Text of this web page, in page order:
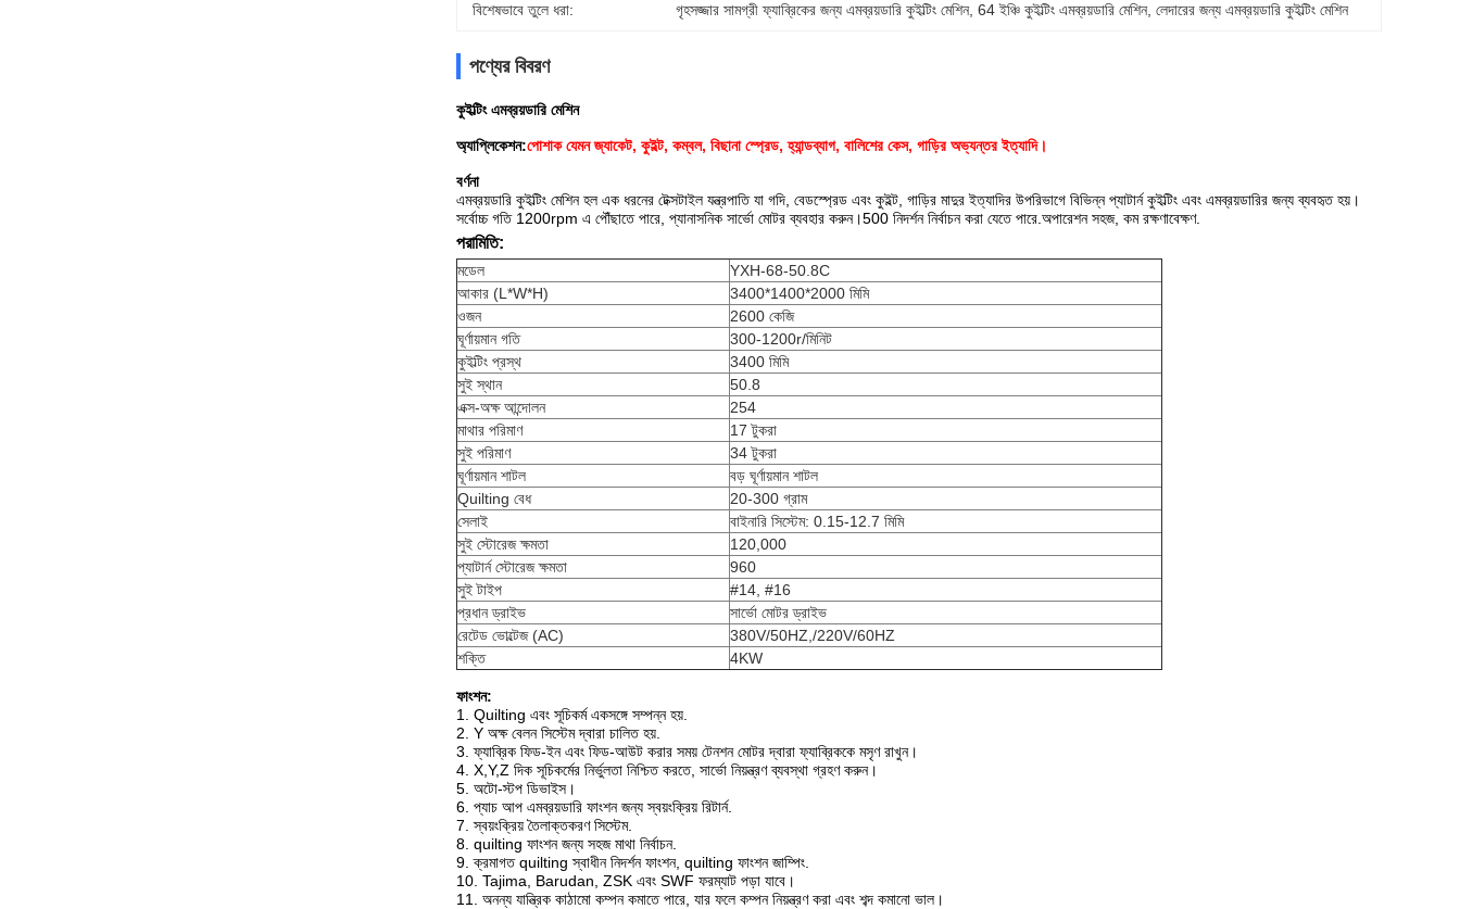
বিশেষভাবে তুলে ধরা: গৃহসজ্জার সামগ্রী ফ্যাব্রিকের জন্য এমব্রয়ডারি কুইল্টিং মেশিন, 64 ইঞ্চি কুইল্টিং এমব্রয়ডারি মেশিন, লেদারের জন্য এমব্রয়ডারি কুইল্টিং মেশিন
পণ্যের বিবরণ
কুইল্টিং এমব্রয়ডারি মেশিন
অ্যাপ্লিকেশন:পোশাক যেমন জ্যাকেট, কুইল্ট, কম্বল, বিছানা স্প্রেড, হ্যান্ডব্যাগ, বালিশের কেস, গাড়ির অভ্যন্তর ইত্যাদি।
বর্ণনা
এমব্রয়ডারি কুইল্টিং মেশিন হল এক ধরনের টেক্সটাইল যন্ত্রপাতি যা গদি, বেডস্প্রেড এবং কুইল্ট, গাড়ির মাদুর ইত্যাদির উপরিভাগে বিভিন্ন প্যাটার্ন কুইল্টিং এবং এমব্রয়ডারির ​​জন্য ব্যবহৃত হয়।
সর্বোচ্চ গতি 1200rpm এ পৌঁছাতে পারে, প্যানাসনিক সার্ভো মোটর ব্যবহার করুন।500 নিদর্শন নির্বাচন করা যেতে পারে.অপারেশন সহজ, কম রক্ষণাবেক্ষণ.
পরামিতি:
মডেল
YXH-68-50.8C
আকার (L*W*H)
3400*1400*2000 মিমি
ওজন
2600 কেজি
ঘূর্ণায়মান গতি
300-1200r/মিনিট
কুইল্টিং প্রস্থ
3400 মিমি
সুই স্থান
50.8
এক্স-অক্ষ আন্দোলন
254
মাথার পরিমাণ
17 টুকরা
সুই পরিমাণ
34 টুকরা
ঘূর্ণায়মান শাটল
বড় ঘূর্ণায়মান শাটল
Quilting বেধ
20-300 গ্রাম
সেলাই
বাইনারি সিস্টেম: 0.15-12.7 মিমি
সুই স্টোরেজ ক্ষমতা
120,000
প্যাটার্ন স্টোরেজ ক্ষমতা
960
সুই টাইপ
#14, #16
প্রধান ড্রাইভ
সার্ভো মোটর ড্রাইভ
রেটেড ভোল্টেজ (AC)
380V/50HZ,/220V/60HZ
শক্তি
4KW
ফাংশন:
1. Quilting এবং সূচিকর্ম একসঙ্গে সম্পন্ন হয়.
2. Y অক্ষ বেলন সিস্টেম দ্বারা চালিত হয়.
3. ফ্যাব্রিক ফিড-ইন এবং ফিড-আউট করার সময় টেনশন মোটর দ্বারা ফ্যাব্রিককে মসৃণ রাখুন।
4. X,Y,Z দিক সূচিকর্মের নির্ভুলতা নিশ্চিত করতে, সার্ভো নিয়ন্ত্রণ ব্যবস্থা গ্রহণ করুন।
5. অটো-স্টপ ডিভাইস।
6. প্যাচ আপ এমব্রয়ডারি ফাংশন জন্য স্বয়ংক্রিয় রিটার্ন.
7. স্বয়ংক্রিয় তৈলাক্তকরণ সিস্টেম.
8. quilting ফাংশন জন্য সহজ মাথা নির্বাচন.
9. ক্রমাগত quilting স্বাধীন নিদর্শন ফাংশন, quilting ফাংশন জাম্পিং.
10. Tajima, Barudan, ZSK এবং SWF ফরম্যাট পড়া যাবে।
11. অনন্য যান্ত্রিক কাঠামো কম্পন কমাতে পারে, যার ফলে কম্পন নিয়ন্ত্রণ করা এবং শব্দ কমানো ভাল।